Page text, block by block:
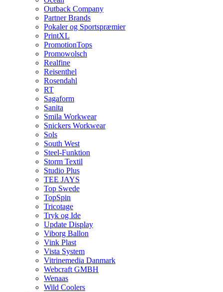
Outback Company
Partner Brands
Pokaler og Sportspræmier
PrintXL
PromotionTops
Promowolsch
Realfine
Reisenthel
Rosendahl
RT
Sagaform
Sanita
Smila Workwear
Snickers Workwear
Sols
South West
Steel-Funktion
Storm Textil
Studio Plus
TEE JAYS
Top Swede
TopSpin
Tricotage
Tryk og Ide
Update Display
Viborg Ballon
Vink Plast
Vista System
Vitrinemedia Danmark
Webcraft GMBH
Wenaas
Wild Coolers